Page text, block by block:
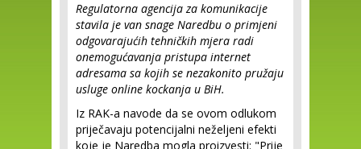
Regulatorna agencija za komunikacije
stavila je van snage Naredbu o primjeni
odgovarajućih tehničkih mjera radi
onemogućavanja pristupa internet
adresama sa kojih se nezakonito pružaju
usluge online kockanja u BiH.
Iz RAK-a navode da se ovom odlukom
priječavaju potencijalni neželjeni efekti
koje je Naredba mogla proizvesti: "Prije